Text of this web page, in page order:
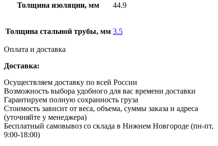
Толщина изоляции, мм 44.9
Толщина стальной трубы, мм 3.5
Оплата и доставка
Доставка:
Осуществляем доставку по всей России
Возможность выбора удобного для вас времени доставки
Гарантируем полную сохранность груза
Стоимость зависит от веса, объема, суммы заказа и адреса
(уточняйте у менеджера)
Бесплатный самовывоз со склада в Нижнем Новгороде (пн-пт,
9:00-18:00)